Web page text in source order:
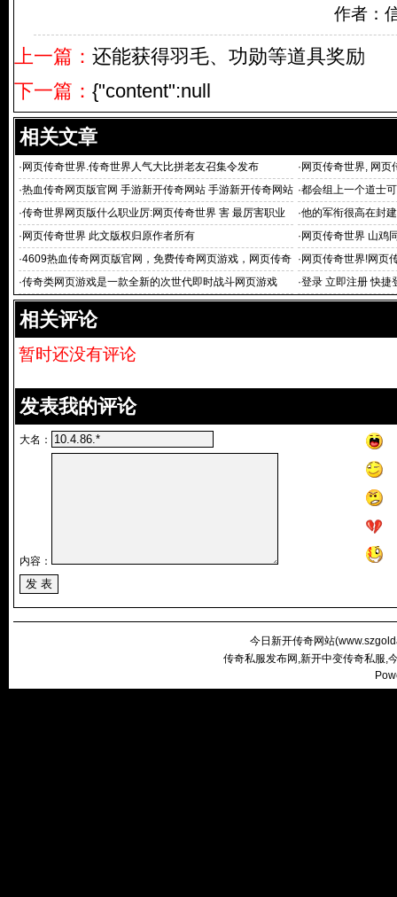
作者：
上一篇： 还能获得羽毛、功勋等道具奖励
下一篇： {"content":null
相关文章
· 网页传奇世界.传奇世界人气大比拼老友召集令发布 · 网页传奇世界, 网页
·热血传奇网页版官网 手游新开传奇网站 手游新开传奇网站 ·都会组上一个道士
·传奇世界网页版什么职业厉:网页传奇世界 害 最厉害职业
分享
·他的军衔很高在封
· 网页传奇世界 此文版权归原作者所有 · 网页传奇世界 山鸡
在哪里
·4609热血传奇网页版官网，免费传奇网页游戏，网页传奇
世界_网页传奇游戏
· 网页传奇世界!网页
·传奇类网页游戏是一款全新的次世代即时战斗网页游戏 ·登录 立即注册 快捷
相关评论
暂时还没有评论
发表我的评论
大名：
内容：
今日新开传奇网站(
传奇私服发布网,新开中变传奇私服,